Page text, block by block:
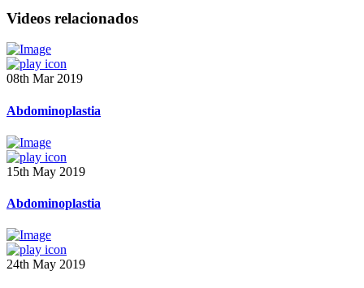
Videos relacionados
08th Mar 2019
Abdominoplastia
15th May 2019
Abdominoplastia
24th May 2019